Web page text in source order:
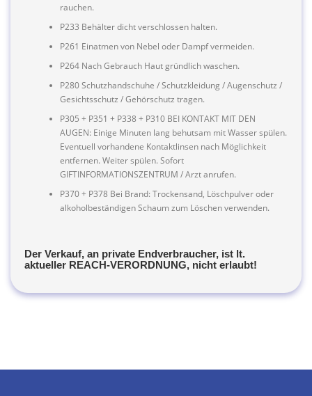
rauchen.
P233 Behälter dicht verschlossen halten.
P261 Einatmen von Nebel oder Dampf vermeiden.
P264 Nach Gebrauch Haut gründlich waschen.
P280 Schutzhandschuhe / Schutzkleidung / Augenschutz /
Gesichtsschutz / Gehörschutz tragen.
P305 + P351 + P338 + P310 BEI KONTAKT MIT DEN
AUGEN: Einige Minuten lang behutsam mit Wasser spülen.
Eventuell vorhandene Kontaktlinsen nach Möglichkeit
entfernen. Weiter spülen. Sofort
GIFTINFORMATIONSZENTRUM / Arzt anrufen.
P370 + P378 Bei Brand: Trockensand, Löschpulver oder
alkoholbeständigen Schaum zum Löschen verwenden.
Der Verkauf, an private Endverbraucher, ist lt.
aktueller REACH-VERORDNUNG, nicht erlaubt!